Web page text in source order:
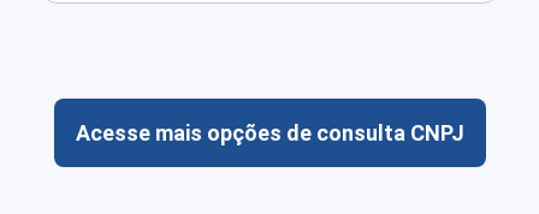
Acesse mais opções de consulta CNPJ